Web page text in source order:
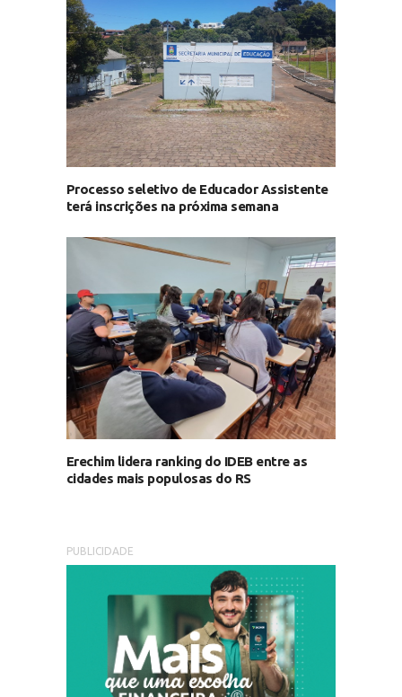
Processo seletivo de Educador Assistente
terá inscrições na próxima semana
Erechim lidera ranking do IDEB entre as
cidades mais populosas do RS
PUBLICIDADE